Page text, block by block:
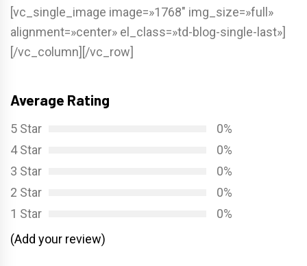
[vc_single_image image=»1768″ img_size=»full»
alignment=»center» el_class=»td-blog-single-last»]
[/vc_column][/vc_row]
Average Rating
5 Star
0%
4 Star
0%
3 Star
0%
2 Star
0%
1 Star
0%
(Add your review)